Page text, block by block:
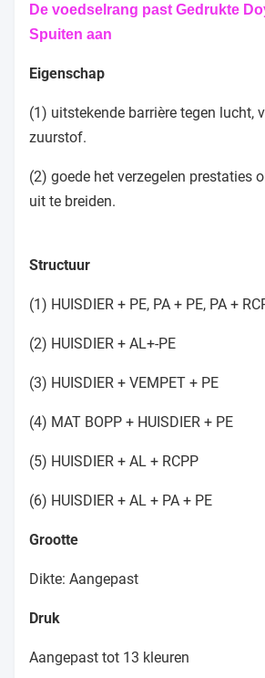
De voedselrang past Gedrukte
Spuiten aan
Eigenschap
(1) uitstekende barrière tegen lucht,
zuurstof.
(2) goede het verzegelen prestaties
uit te breiden.
Structuur
(1) HUISDIER + PE, PA + PE, PA +
(2) HUISDIER + AL+-PE
(3) HUISDIER + VEMPET + PE
(4) MAT BOPP + HUISDIER + PE
(5) HUISDIER + AL + RCPP
(6) HUISDIER + AL + PA + PE
Grootte
Dikte: Aangepast
Druk
Aangepast tot 13 kleuren